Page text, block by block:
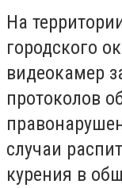
На
городского
видеокамер
протоколов
случаи
курения в